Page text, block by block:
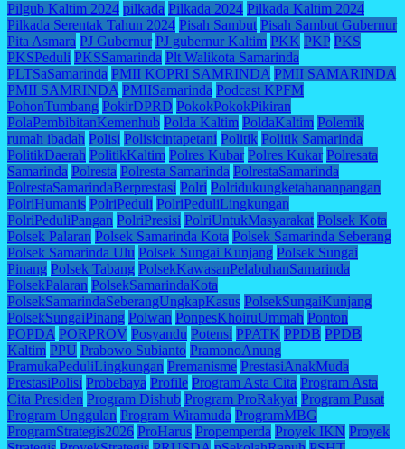
Pilgub Kaltim 2024 pilkada Pilkada 2024 Pilkada Kaltim 2024
Pilkada Serentak Tahun 2024 Pisah Sambut Pisah Sambut Gubernur
Pita Asmara PJ Gubernur PJ gubernur Kaltim PKK PKP PKS
PKSPeduli PKSSamarinda Plt Walikota Samarinda
PLTSaSamarinda PMII KOPRI SAMRINDA PMII SAMARINDA
PMII SAMRINDA PMIISamarinda Podcast KPFM
PohonTumbang PokirDPRD PokokPokokPikiran
PolaPembibitanKemenhub Polda Kaltim PoldaKaltim Polemik
rumah ibadah Polisi Polisicintapetani Politik Politik Samarinda
PolitikDaerah PolitikKaltim Polres Kubar Polres Kukar Polresata
Samarinda Polresta Polresta Samarinda PolrestaSamarinda
PolrestaSamarindaBerprestasi Polri Polridukungketahananpangan
PolriHumanis PolriPeduli PolriPeduliLingkungan
PolriPeduliPangan PolriPresisi PolriUntukMasyarakat Polsek Kota
Polsek Palaran Polsek Samarinda Kota Polsek Samarinda Seberang
Polsek Samarinda Ulu Polsek Sungai Kunjang Polsek Sungai
Pinang Polsek Tabang PolsekKawasanPelabuhanSamarinda
PolsekPalaran PolsekSamarindaKota
PolsekSamarindaSeberangUngkapKasus PolsekSungaiKunjang
PolsekSungaiPinang Polwan PonpesKhoiruUmmah Ponton
POPDA PORPROV Posyandu Potensi PPATK PPDB PPDB
Kaltim PPU Prabowo Subianto PramonoAnung
PramukaPeduliLingkungan Premanisme PrestasiAnakMuda
PrestasiPolisi Probebaya Profile Program Asta Cita Program Asta
Cita Presiden Program Dishub Program ProRakyat Program Pusat
Program Unggulan Program Wiramuda ProgramMBG
ProgramStrategis2026 ProHarus Propemperda Proyek IKN Proyek